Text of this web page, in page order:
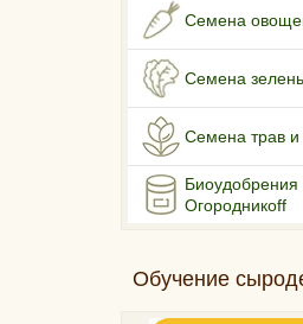
Семена
Семена
Семена трав и
Биоудобрения
Огородникоff
Обучение